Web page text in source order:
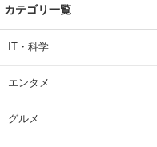
カテゴリ一覧
IT・科学
エンタメ
グルメ